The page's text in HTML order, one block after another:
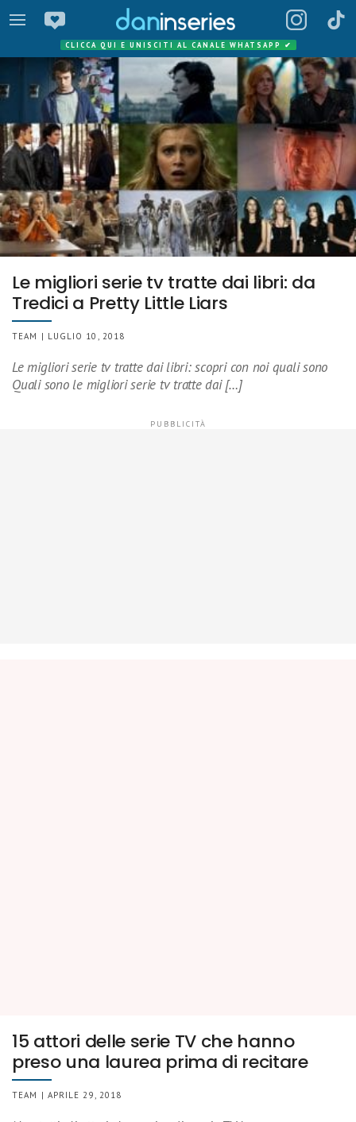
CLICCA QUI E UNISCITI AL CANALE WHATSAPP ✔
Le migliori serie tv tratte dai libri: da
Tredici a Pretty Little Liars
TEAM | LUGLIO 10, 2018
Le migliori serie tv tratte dai libri: scopri con noi quali sono
Quali sono le migliori serie tv tratte dai […]
15 attori delle serie TV che hanno
preso una laurea prima di recitare
TEAM | APRILE 29, 2018